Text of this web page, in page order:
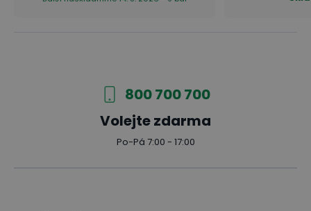
800 700 700
Volejte zdarma
Po-Pá 7:00 - 17:00